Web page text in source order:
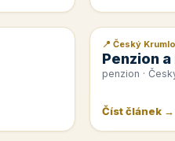
📰 PR článek
📍 Český
Penzion
penzion ·
Číst článek →